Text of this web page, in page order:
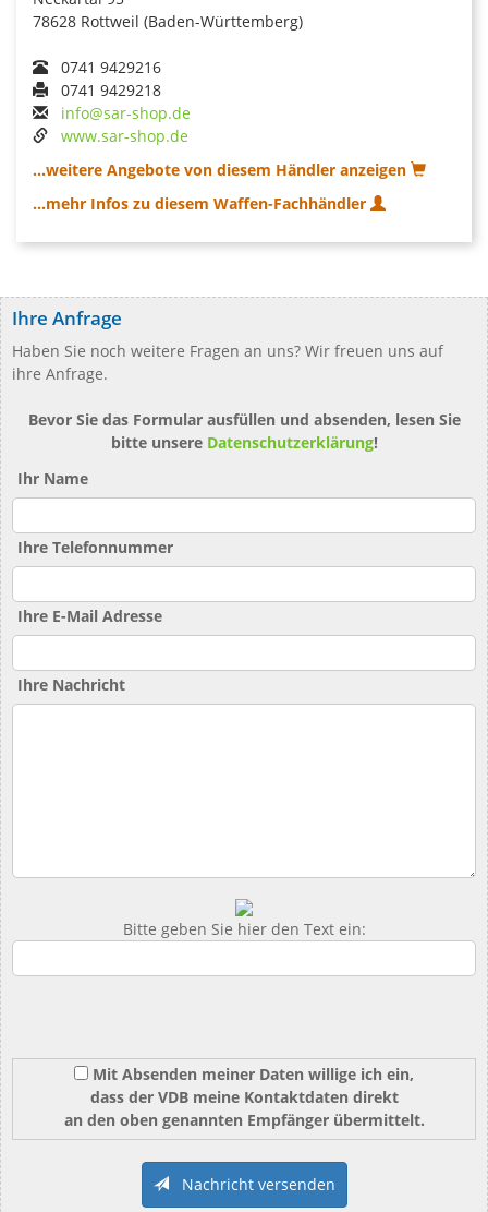
78628 Rottweil (Baden-Württemberg)
0741 9429216
0741 9429218
info@sar-shop.de
www.sar-shop.de
...weitere Angebote von diesem Händler anzeigen
...mehr Infos zu diesem Waffen-Fachhändler
Ihre Anfrage
Haben Sie noch weitere Fragen an uns? Wir freuen uns auf
ihre Anfrage.
Bevor Sie das Formular ausfüllen und absenden, lesen Sie
bitte unsere Datenschutzerklärung!
Ihr Name
Ihre Telefonnummer
Ihre E-Mail Adresse
Ihre Nachricht
Bitte geben Sie hier den Text ein:
Mit Absenden meiner Daten willige ich ein,
dass der VDB meine Kontaktdaten direkt
an den oben genannten Empfänger übermittelt.
Nachricht versenden